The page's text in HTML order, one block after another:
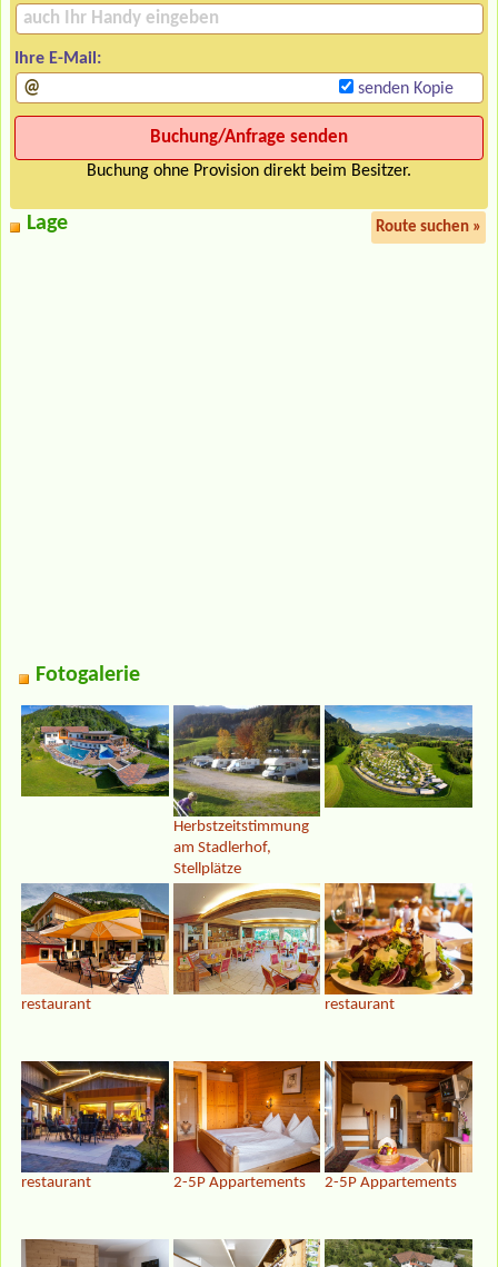
Ihre E-Mail:
senden Kopie
Buchung ohne Provision direkt beim Besitzer.
Lage Route suchen »
Fotogalerie
Herbstzeitstimmung
am Stadlerhof,
Stellplätze
restaurant restaurant
restaurant 2-5P Appartements 2-5P Appartements